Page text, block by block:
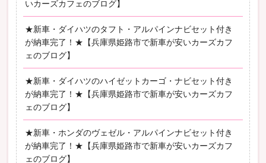
いカーズカフェのブログ】
★新車・ダイハツのタフト・アルパインナビセット付き
が納車完了！★【兵庫県姫路市で新車が安いカーズカフ
ェのブログ】
★新車・ダイハツのハイゼットカーゴ・ナビセット付き
が納車完了！★【兵庫県姫路市で新車が安いカーズカフ
ェのブログ】
★新車・ホンダのヴェゼル・アルパインナビセット付き
が納車完了！★【兵庫県姫路市で新車が安いカーズカフ
ェのブログ】